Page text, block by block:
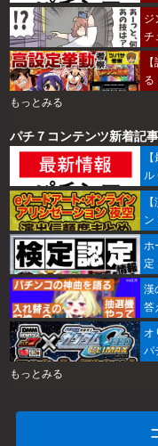
ジ
チ
る
もっとみる
パチ７コンテンツ新着記事
ル
ン
ホ
定
版
漢
答
オ
パ
もっとみる